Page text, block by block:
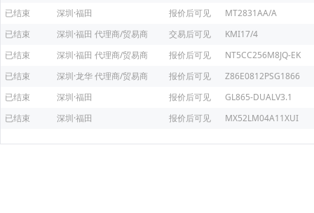
已结束
深圳·福田 报价后可见
MT2831AA/A
已结束
深圳·福田 代理商/贸易商 交易后可见
KMI17/4
已结束
深圳·福田 代理商/贸易商 报价后可见
NT5CC256M8JQ-EK
已结束
深圳·龙华代理商/贸易商 报价后可见
Z86E0812PSG1866
已结束
深圳·福田 报价后可见
GL865-DUALV3.1
已结束
深圳·福田 报价后可见 MX52LM04A11XUI